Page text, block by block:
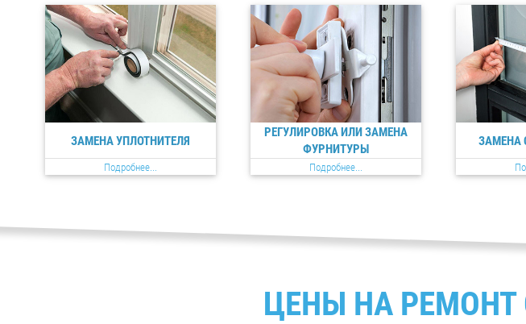
ЗАМЕНА УПЛОТНИТЕЛЯ
Подробнее...
РЕГУЛИРОВКА ИЛИ ЗАМЕНА
ФУРНИТУРЫ
Подробнее...
ЗАМЕНА
ЦЕНЫ НА